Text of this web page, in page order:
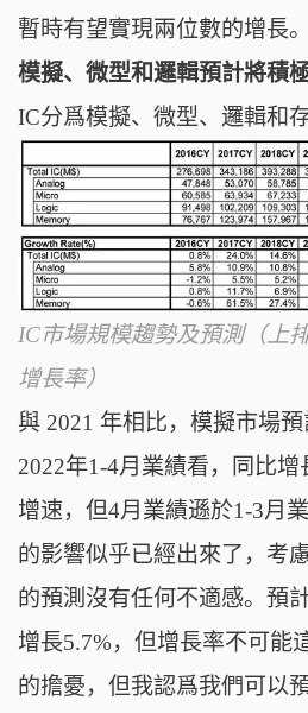
暫時有望實現兩位數的增長。
模擬、微型和邏輯預計將積
IC分爲模擬、微型、邏輯和存
IC市場規模趨勢及預測（上
增長率）
與 2021 年相比，模擬市場
2022年1-4月業績看，同比增
增速，但4月業績遜於1-3月
的影響似乎已經出來了，考
的預測沒有任何不適感。預
增長5.7%，但增長率不可能
的擔憂，但我認爲我們可以